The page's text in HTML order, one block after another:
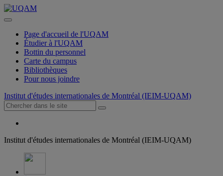
Page d'accueil de l'UQAM
Étudier à l'UQAM
Bottin du personnel
Carte du campus
Bibliothèques
Pour nous joindre
Institut d'études internationales de Montréal (IEIM-UQAM)
Institut d'études internationales de Montréal (IEIM-UQAM)